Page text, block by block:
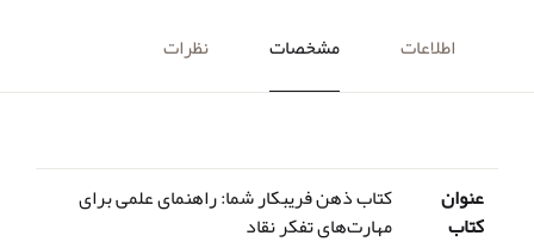
اطلاعات مشخصات نظرات
عنوان
کتاب
کتاب ذهن فریبکار شما: راهنمای علمی برای
مهارت‌های تفکر نقاد